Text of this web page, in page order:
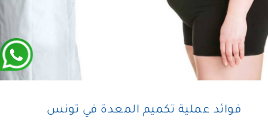
فوائد عملية تكميم المعدة في تونس